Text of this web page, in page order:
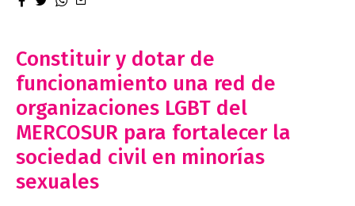
Constituir y dotar de
funcionamiento una red de
organizaciones LGBT del
MERCOSUR para fortalecer la
sociedad civil en minorías
sexuales